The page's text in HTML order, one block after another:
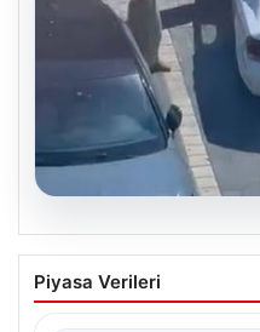
05.08.2026
İlginç olay:
etmesine izin
Piyasa Verileri